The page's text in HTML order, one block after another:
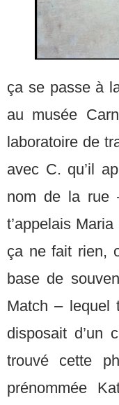
ça se passe à
au musée
laboratoire de
avec C. qu’il
nom de la rue
t’appelais
ça ne fait rien,
base de
Match – lequel
disposait d’un
trouvé cette
prénommée